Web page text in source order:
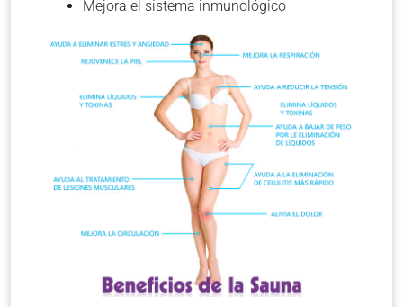
Mejora el sistema inmunológico